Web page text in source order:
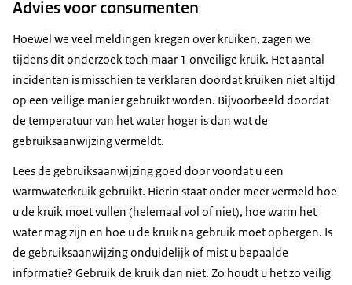
Advies voor consumenten
Hoewel we veel meldingen kregen over kruiken, zagen we
tijdens dit onderzoek toch maar 1 onveilige kruik. Het aantal
incidenten is misschien te verklaren doordat kruiken niet altijd
op een veilige manier gebruikt worden. Bijvoorbeeld doordat
de temperatuur van het water hoger is dan wat de
gebruiksaanwijzing vermeldt.
Lees de gebruiksaanwijzing goed door voordat u een
warmwaterkruik gebruikt. Hierin staat onder meer vermeld hoe
u de kruik moet vullen (helemaal vol of niet), hoe warm het
water mag zijn en hoe u de kruik na gebruik moet opbergen. Is
de gebruiksaanwijzing onduidelijk of mist u bepaalde
informatie? Gebruik de kruik dan niet. Zo houdt u het zo veilig